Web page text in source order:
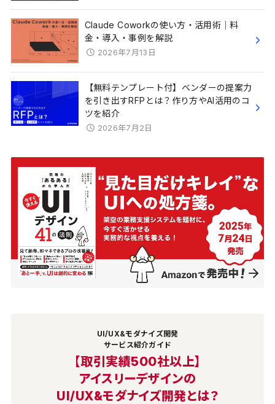
Claude Coworkの使い方・活用術｜料
金・導入・事例を解説
2026年7月13日
【無料テンプレート付】ベンダーの提案力
を引き出すRFPとは？作り方やAI活用のコ
ツを紹介
2026年7月2日
UI/UX&モダナイズ開発
サービス紹介ガイド
【取引実績500社以上】
アイスリーデザインの
UI/UX&モダナイズ開発とは？